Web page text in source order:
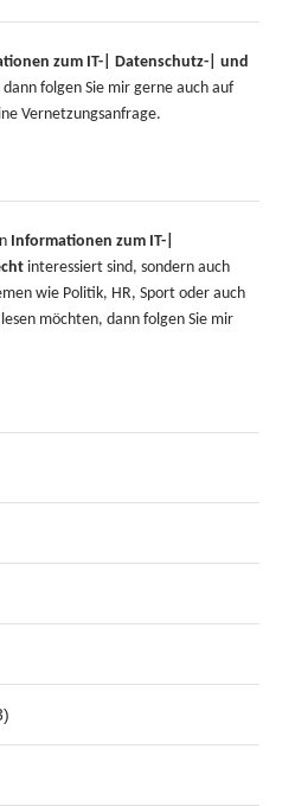
zum IT-| Datenschutz-| und
folgen Sie mir gerne auch auf
Vernetzungsanfrage.
Informationen zum IT-|
interessiert sind, sondern auch
wie Politik, HR, Sport oder auch
möchten, dann folgen Sie mir